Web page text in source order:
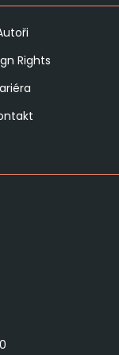
Rights